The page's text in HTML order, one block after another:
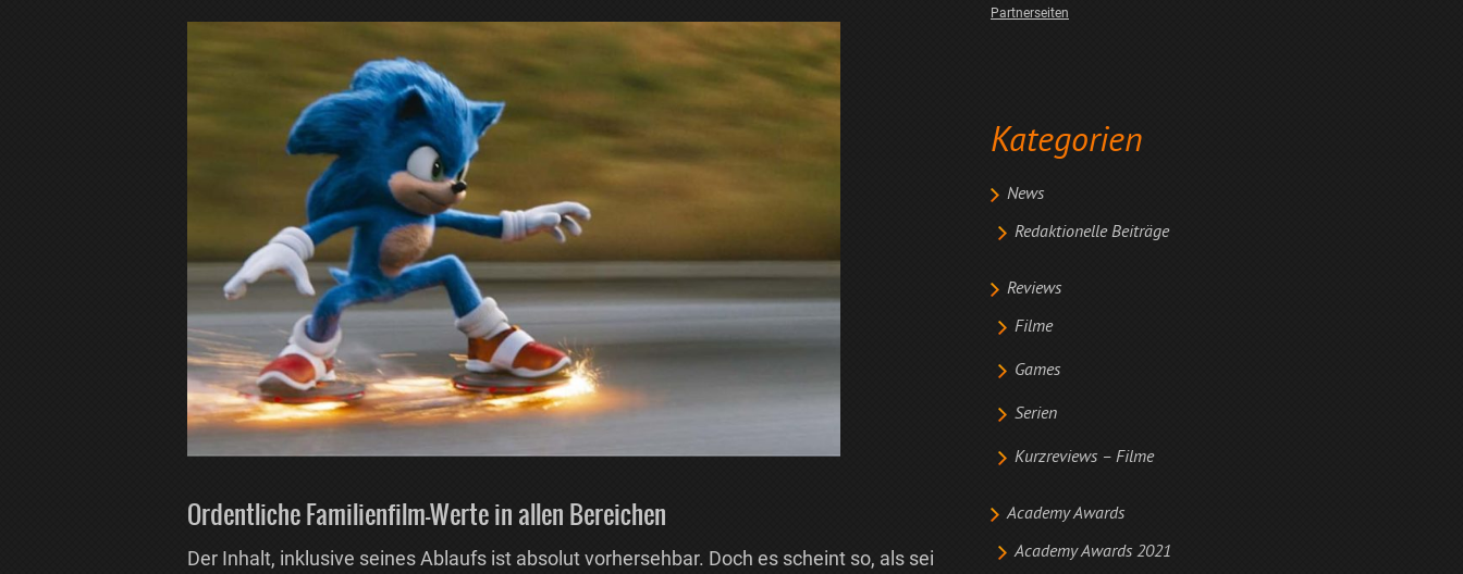
Partnerseiten
Kategorien
News
Redaktionelle Beiträge
Reviews
Filme
Games
Serien
Kurzreviews – Filme
Academy Awards
Academy Awards 2021
Ordentliche Familienfilm-Werte in allen Bereichen
Der Inhalt, inklusive seines Ablaufs ist absolut vorhersehbar. Doch es scheint so, als sei